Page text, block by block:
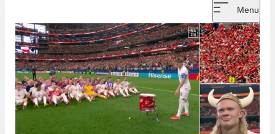
Menu